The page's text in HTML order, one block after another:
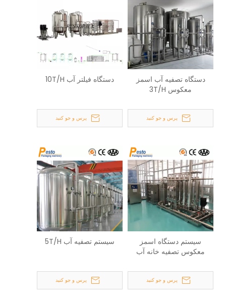
دستگاه تصفیه آب اسمز
معکوس 3T/H
پرس و جو کنید
دستگاه فیلتر آب 10T/H
پرس و جو کنید
سیستم دستگاه اسمز
معکوس تصفیه خانه آب
پرس و جو کنید
سیستم تصفیه آب 5T/H
پرس و جو کنید